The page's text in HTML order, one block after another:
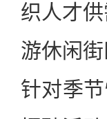
织人才
游休闲
针对季